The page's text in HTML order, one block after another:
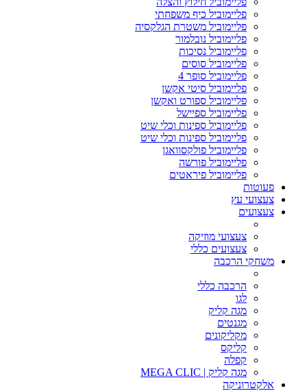
פליימוביל כיף משפחתי
פליימוביל משטרת הגלקסיה
פליימוביל נובלמור
פליימוביל נסיכות
פליימוביל סוסים
פליימוביל סופר 4
פליימוביל סיטי אקשן
פליימוביל ספורט ואקשן
פליימוביל ספיישל
פליימוביל ספינות וכלי שיט
פליימוביל ספינות וכלי שיט
פליימוביל פולקסוואגן
פליימוביל פורשה
פליימוביל פיראטים
פעוטות
צעצועי עץ
צעצועים
צעצועי מוזיקה
צעצועים כללי
משחקי הרכבה
הרכבה כללי
לגו
מגה קליק
מגנטים
מקליקונים
קליקס
קפלה
מגה קליק | MEGA CLIC
אלקטרוניקה